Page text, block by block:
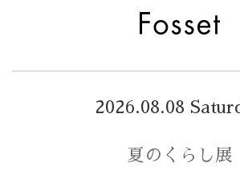
2026.08.08
夏のくらし展